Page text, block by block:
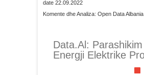
date 22.09.2022
Komente dhe Analiza: Open Data Albania